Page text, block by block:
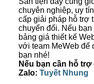
chuyên nghiệp, uy
cấp giải pháp hỗ trợ
chuyển đổi. Nếu
bảng giá thiết kế
với team MeWeb
bạn nhé!
Nếu bạn cần hỗ
Zalo: Tuyết Nhung